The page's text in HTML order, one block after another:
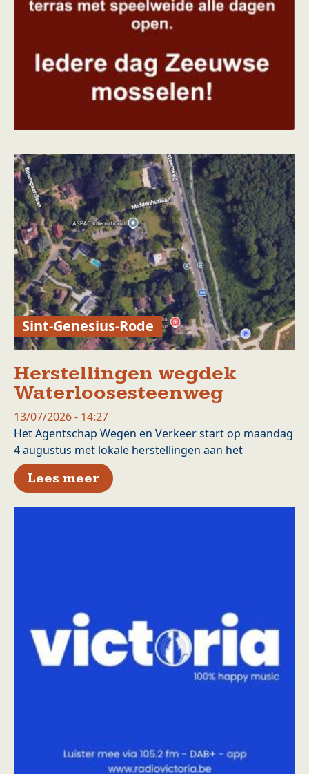
Sint-Genesius-Rode
Herstellingen wegdek
Waterloosesteenweg
13/07/2026 - 14:27
Het Agentschap Wegen en Verkeer start op maandag
4 augustus met lokale herstellingen aan het
Lees meer over Herstellingen wegdek